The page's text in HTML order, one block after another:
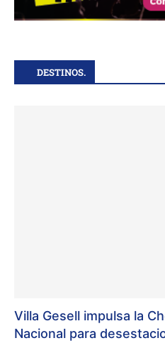
DESTINOS.
Villa Gesell impulsa la
Nacional para